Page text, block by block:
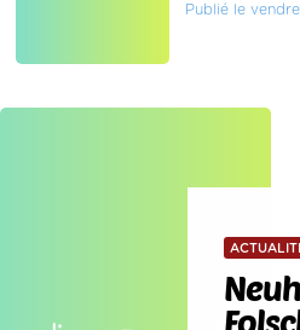
Publié le